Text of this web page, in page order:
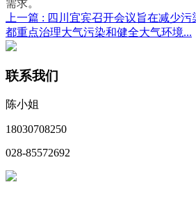
需求。
上一篇 : 四川宜宾召开会议旨在减少污
都重点治理大气污染和健全大气环境...
联系我们
陈小姐
18030708250
028-85572692